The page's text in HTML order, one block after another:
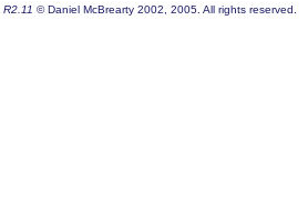
R2.11 © Daniel McBrearty 2002, 2005. All rights reserved.